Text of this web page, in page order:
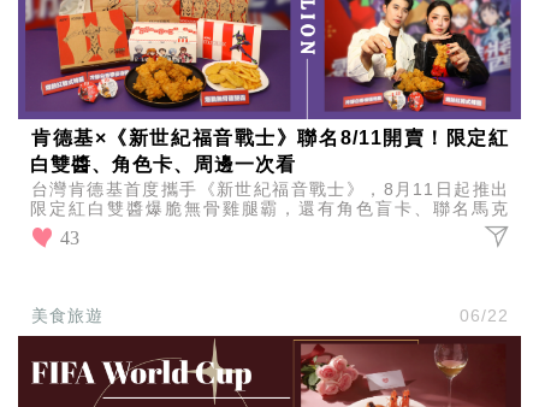
肯德基×《新世紀福音戰士》聯名8/11開賣！限定紅
白雙醬、角色卡、周邊一次看
台灣肯德基首度攜手《新世紀福音戰士》，8月11日起推出
限定紅白雙醬爆脆無骨雞腿霸，還有角色盲卡、聯名馬克
杯、多用途墊等限量周邊，EVA粉絲必衝！
43
美食旅遊 06/22